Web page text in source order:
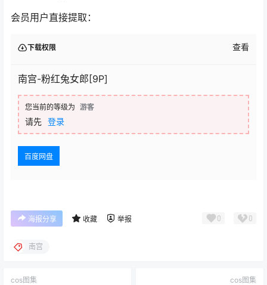
会员用户直接提取：
下载权限 查看
南宫-粉红兔女郎[9P]
您当前的等级为 游客
请先 登录
百度网盘
海报分享 收藏 举报 0 0
南宫
cos图集 cos图集